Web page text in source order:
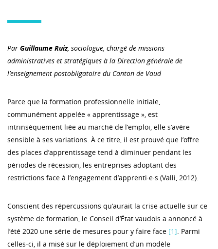
Par Guillaume Ruiz, sociologue, chargé de missions
administratives et stratégiques à la Direction générale de
l’enseignement postobligatoire du Canton de Vaud
Parce que la formation professionnelle initiale,
communément appelée « apprentissage », est
intrinsèquement liée au marché de l’emploi, elle s’avère
sensible à ses variations. À ce titre, il est prouvé que l’offre
des places d’apprentissage tend à diminuer pendant les
périodes de récession, les entreprises adoptant des
restrictions face à l’engagement d’apprenti·e·s (Valli, 2012).
Conscient des répercussions qu’aurait la crise actuelle sur ce
système de formation, le Conseil d’État vaudois a annoncé à
l’été 2020 une série de mesures pour y faire face [1]. Parmi
celles-ci, il a misé sur le déploiement d’un modèle